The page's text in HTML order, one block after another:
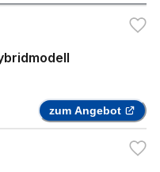
zum Angebot